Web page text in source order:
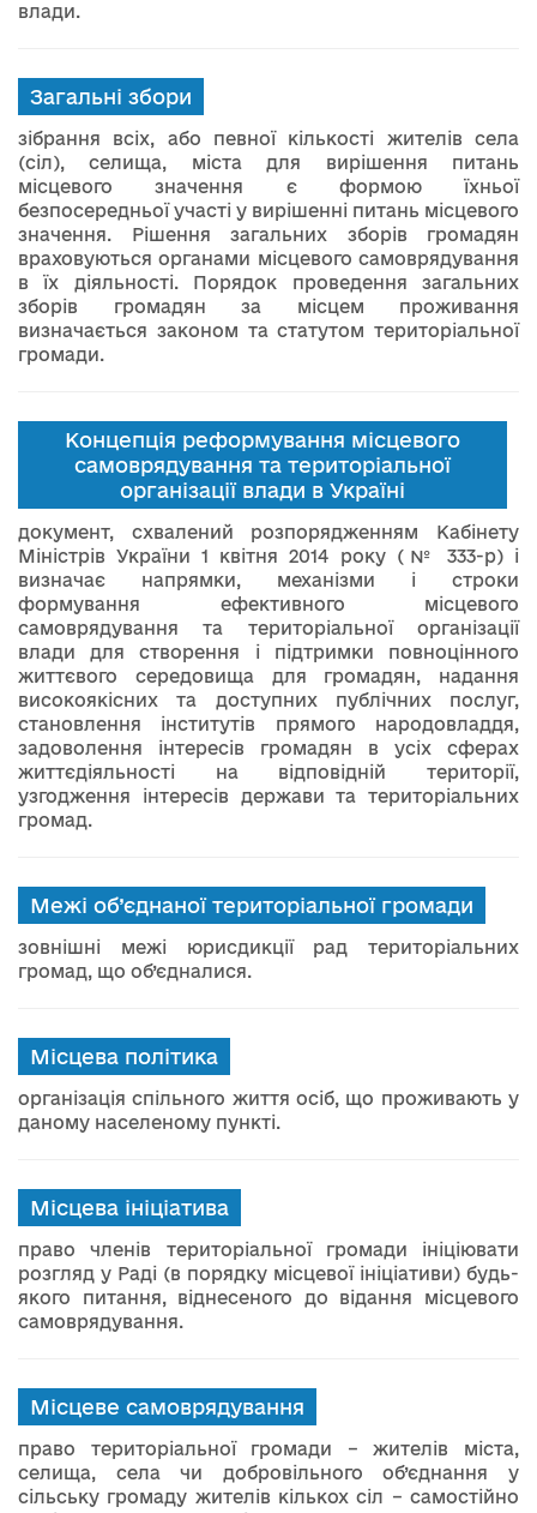
влади.
Загальні збори
зібрання всіх, або певної кількості жителів села
(сіл), селища, міста для вирішення питань
місцевого значення є формою їхньої
безпосередньої участі у вирішенні питань місцевого
значення. Рішення загальних зборів громадян
враховуються органами місцевого самоврядування
в їх діяльності. Порядок проведення загальних
зборів громадян за місцем проживання
визначається законом та статутом територіальної
громади.
Концепція реформування місцевого
самоврядування та територіальної
організації влади в Україні
документ, схвалений розпорядженням Кабінету
Міністрів України 1 квітня 2014 року (№ 333-р) і
визначає напрямки, механізми і строки
формування ефективного місцевого
самоврядування та територіальної організації
влади для створення і підтримки повноцінного
життєвого середовища для громадян, надання
високоякісних та доступних публічних послуг,
становлення інститутів прямого народовладдя,
задоволення інтересів громадян в усіх сферах
життєдіяльності на відповідній території,
узгодження інтересів держави та територіальних
громад.
Межі об’єднаної територіальної громади
зовнішні межі юрисдикції рад територіальних
громад, що об’єдналися.
Місцева політика
організація спільного життя осіб, що проживають у
даному населеному пункті.
Місцева ініціатива
право членів територіальної громади ініціювати
розгляд у Раді (в порядку місцевої ініціативи) будь-
якого питання, віднесеного до відання місцевого
самоврядування.
Місцеве самоврядування
право територіальної громади – жителів міста,
селища, села чи добровільного об’єднання у
сільську громаду жителів кількох сіл – самостійно